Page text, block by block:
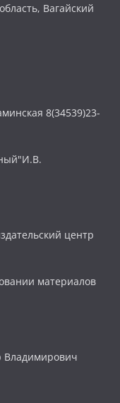
Вагайский
8(34539)23-
центр
материалов
Владимирович